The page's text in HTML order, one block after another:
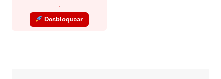
Desbloquear